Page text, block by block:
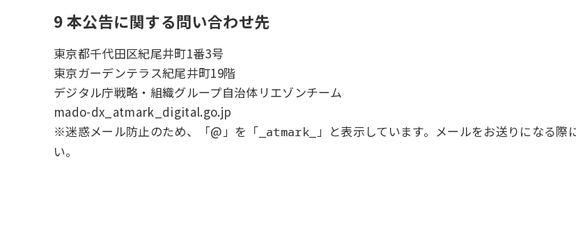
9 本公告に関する問い合わせ先
東京都千代田区紀尾井町1番3号
東京ガーデンテラス紀尾井町19階
デジタル庁戦略・組織グループ自治体リエゾンチーム
mado-dx_atmark_digital.go.jp
※迷惑メール防止のため、「@」を「 _atmark_ 」と表示しています。メールをお送りになる際
い。